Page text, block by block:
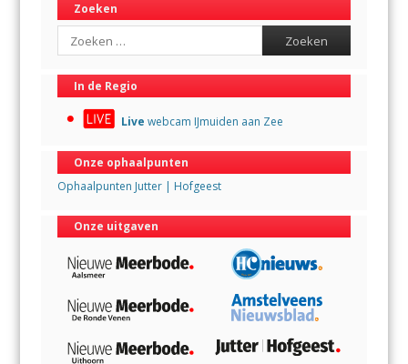
Zoeken
Search
In de Regio
Live webcam IJmuiden aan Zee
Onze ophaalpunten
Ophaalpunten Jutter | Hofgeest
Onze uitgaven